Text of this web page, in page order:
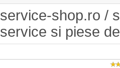
service-shop.ro /
service si piese